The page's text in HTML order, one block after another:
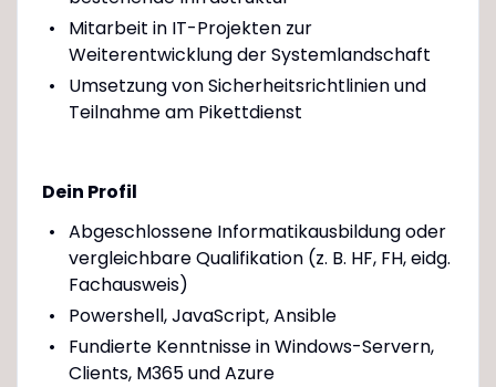
Mitarbeit in IT-Projekten zur
Weiterentwicklung der Systemlandschaft
Umsetzung von Sicherheitsrichtlinien und
Teilnahme am Pikettdienst
Dein Profil
Abgeschlossene Informatikausbildung oder
vergleichbare Qualifikation (z. B. HF, FH, eidg.
Fachausweis)
Powershell, JavaScript, Ansible
Fundierte Kenntnisse in Windows-Servern,
Clients, M365 und Azure